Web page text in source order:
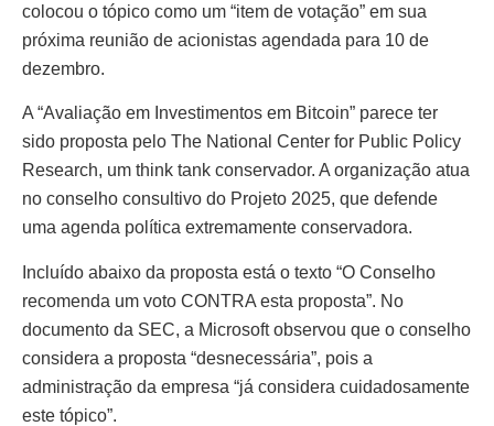
colocou o tópico como um “item de votação” em sua
próxima reunião de acionistas agendada para 10 de
dezembro.
A “Avaliação em Investimentos em Bitcoin” parece ter
sido proposta pelo The National Center for Public Policy
Research, um think tank conservador. A organização atua
no conselho consultivo do Projeto 2025, que defende
uma agenda política extremamente conservadora.
Incluído abaixo da proposta está o texto “O Conselho
recomenda um voto CONTRA esta proposta”. No
documento da SEC, a Microsoft observou que o conselho
considera a proposta “desnecessária”, pois a
administração da empresa “já considera cuidadosamente
este tópico”.